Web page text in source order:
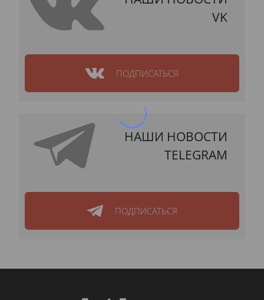
VK
ПОДПИСАТЬСЯ
НАШИ НОВОСТИ
TELEGRAM
ПОДПИСАТЬСЯ